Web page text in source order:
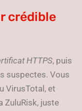
crédible
HTTPS, puis
suspectes. Vous
VirusTotal, et
ZuluRisk, juste